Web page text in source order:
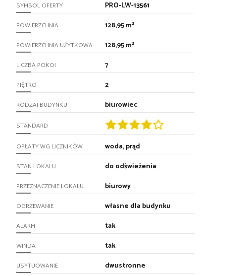
SYMBOL OFERTY PRO-LW-13561
POWIERZCHNIA 128,95 m²
POWIERZCHNIA UŻYTKOWA 128,95 m²
LICZBA POKOI 7
PIĘTRO 2
RODZAJ BUDYNKU biurowiec
STANDARD
OPŁATY WG LICZNIKÓW woda, prąd
STAN LOKALU do odświeżenia
PRZEZNACZENIE LOKALU biurowy
OGRZEWANIE własne dla budynku
ALARM tak
WINDA tak
USYTUOWANIE dwustronne